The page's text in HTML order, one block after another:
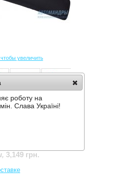
увеличить
ROUNDTRIP
, 3,149 грн.
роботу на
Слава Україні!